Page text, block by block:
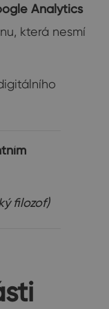
Analytics
která nesmí
filozof)